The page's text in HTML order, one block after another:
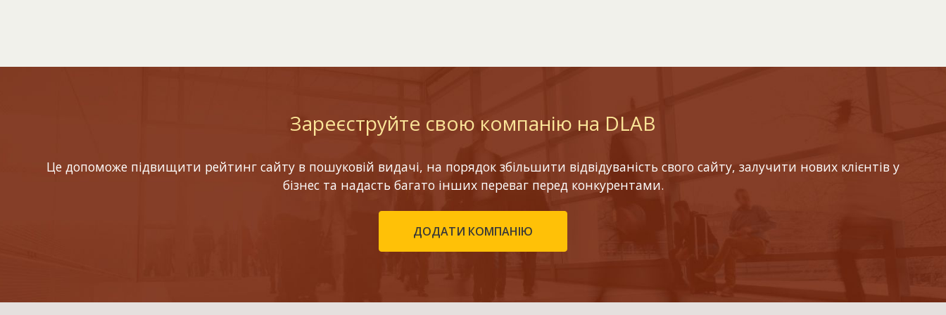
Зареєструйте свою компанію на DLAB
Це допоможе підвищити рейтинг сайту в пошуковій видачі, на порядок збільшити відвідуваність свого сайту, залучити нових клієнтів у
бізнес та надасть багато інших переваг перед конкурентами.
ДОДАТИ КОМПАНІЮ